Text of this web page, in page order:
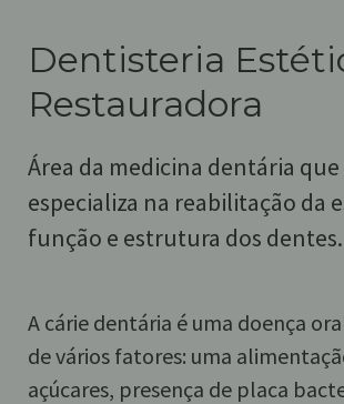
Dentisteria
Restauradora
Área da medicina dentária que
especializa na reabilitação da
função e estrutura dos dentes.
A cárie dentária é uma doença
de vários fatores: uma
açúcares, presença de placa